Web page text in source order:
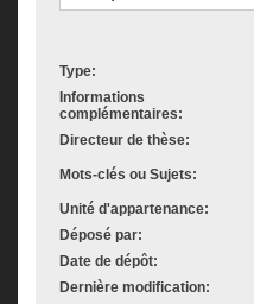
Type:
Informations
complémentaires:
Directeur de thèse:
Mots-clés ou Sujets:
Unité d'appartenance:
Déposé par:
Date de dépôt:
Dernière modification: